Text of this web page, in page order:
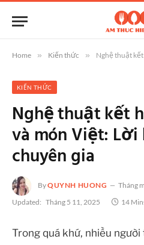
Home » Kiến thức » Nghệ thuật kết hợp
KIẾN THỨC
Nghệ thuật kết
và món Việt:
chuyên gia
ByQUYNH HUONG
Tháng
Updated: Tháng 5 11, 2025 14
Trong quá khứ, nhiều